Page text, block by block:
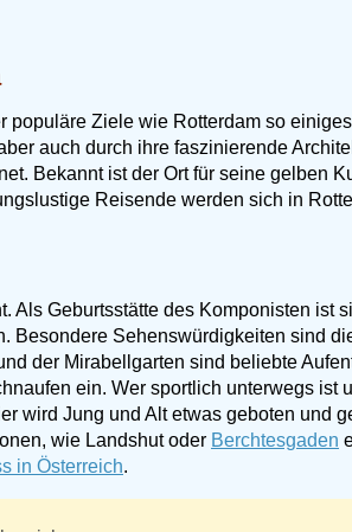
populäre Ziele wie Rotterdam so
auch durch ihre faszinierende
Bekannt ist der Ort für seine gelben
Reisende werden sich in
Als Geburtsstätte des Komponisten ist
Sehenswürdigkeiten sind
der Mirabellgarten sind beliebte
ein. Wer sportlich unterwegs ist
wird Jung und Alt etwas geboten und
wie Landshut oder Berchtesgaden
in Österreich.